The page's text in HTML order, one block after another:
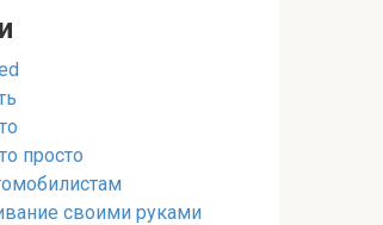
просто
своими руками